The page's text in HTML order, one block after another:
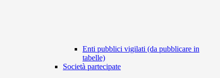
Enti pubblici vigilati (da pubblicare in
tabelle)
Società partecipate